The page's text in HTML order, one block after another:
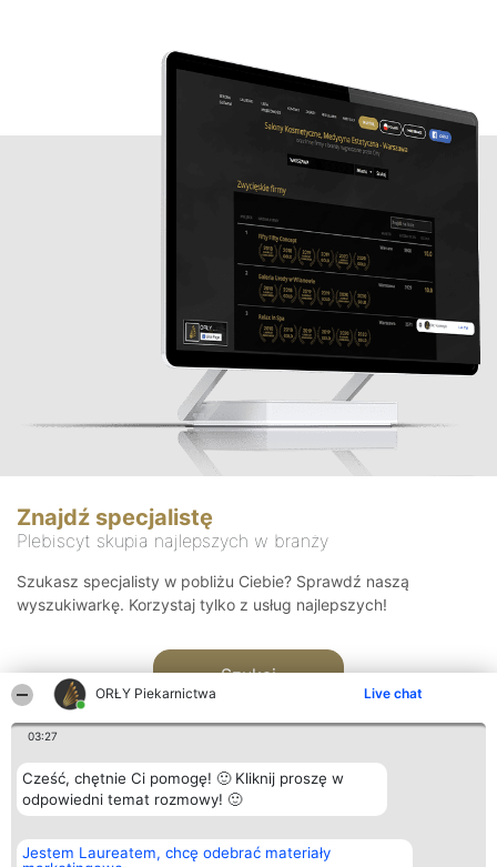
ORŁY Piekarnictwa Live chat
03:27
Cześć, chętnie Ci pomogę! 🙂 Kliknij proszę w
odpowiedni temat rozmowy! 🙂
Jestem Laureatem, chcę odebrać materiały
Znajdź specjalistę
Plebiscyt skupia najlepszych w branży
Szukasz specjalisty w pobliżu Ciebie? Sprawdź naszą
wyszukiwarkę. Korzystaj tylko z usług najlepszych!
Szukaj
Organizator plebiscytu
Bright Side Solutions sp. z o.
Plebiscyt
Laureaci
Kontakt
Kontakt